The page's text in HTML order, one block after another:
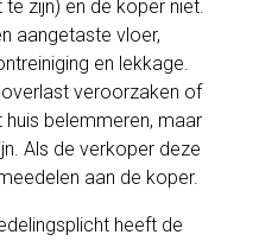
zijn) en de koper niet.
aangetaste vloer,
en lekkage.
veroorzaken of
belemmeren, maar
Als de verkoper deze
aan de koper.
heeft de